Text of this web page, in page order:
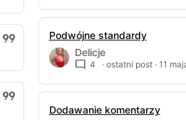
Podwójne standardy
Delicje
4 · ostatni post · 11
Dodawanie komentarzy